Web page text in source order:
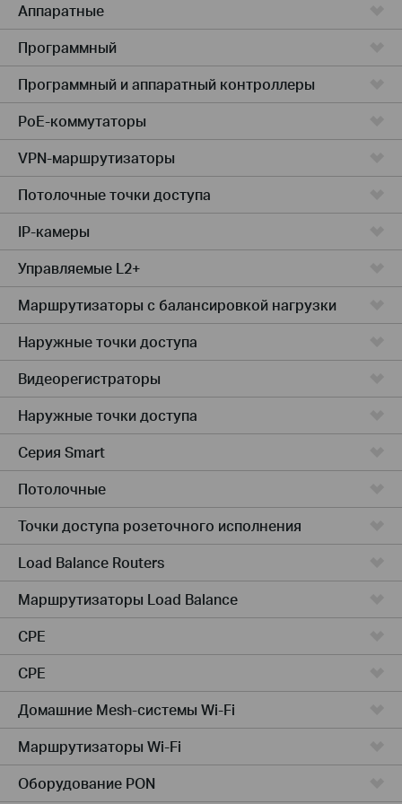
Аппаратные
Программный
Программный и аппаратный контроллеры
PoE-коммутаторы
VPN-маршрутизаторы
Потолочные точки доступа
IP-камеры
Управляемые L2+
Маршрутизаторы с балансировкой нагрузки
Наружные точки доступа
Видеорегистраторы
Наружные точки доступа
Серия Smart
Потолочные
Точки доступа розеточного исполнения
Load Balance Routers
Маршрутизаторы Load Balance
CPE
CPE
Домашние Mesh-системы Wi-Fi
Маршрутизаторы Wi-Fi
Оборудование PON